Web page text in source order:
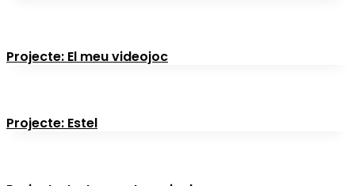
Projecte: El meu videojoc
Projecte: Estel